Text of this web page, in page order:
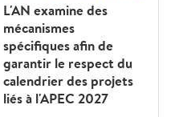
L'AN examine des
mécanismes
spécifiques afin de
garantir le respect du
calendrier des projets
liés à l'APEC 2027